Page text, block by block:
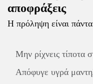
αποφράξεις
Η πρόληψη είναι
Μην ρίχνεις τίποτα
Απόφυγε υγρά